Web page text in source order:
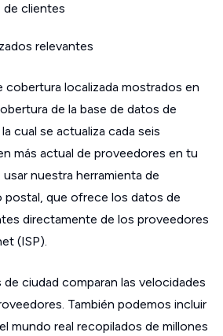
de clientes
relevantes
localizada mostrados en
de la base de datos de
cual se actualiza cada seis
más actual de proveedores en tu
nuestra herramienta de
postal, que ofrece los datos de
directamente de los proveedores
(ISP).
ciudad comparan las velocidades
También podemos incluir
mundo real recopilados de millones